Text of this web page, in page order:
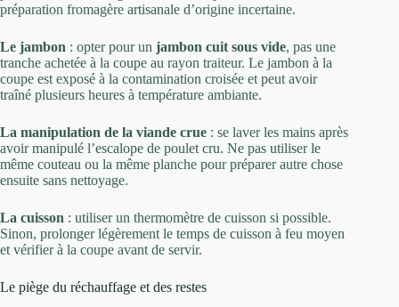
préparation fromagère artisanale d’origine incertaine.
Le jambon : opter pour un jambon cuit sous vide, pas une
tranche achetée à la coupe au rayon traiteur. Le jambon à la
coupe est exposé à la contamination croisée et peut avoir
traîné plusieurs heures à température ambiante.
La manipulation de la viande crue : se laver les mains après
avoir manipulé l’escalope de poulet cru. Ne pas utiliser le
même couteau ou la même planche pour préparer autre chose
ensuite sans nettoyage.
La cuisson : utiliser un thermomètre de cuisson si possible.
Sinon, prolonger légèrement le temps de cuisson à feu moyen
et vérifier à la coupe avant de servir.
Le piège du réchauffage et des restes